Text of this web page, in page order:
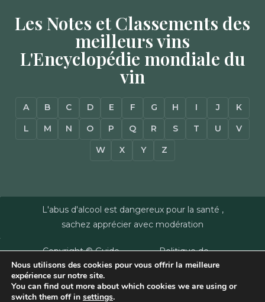
Les Notes et Classements des
meilleurs vins
L'Encyclopédie mondiale du
vin
A B C D E F G H I J
K
L
M N O P Q R S T U
V
W
X Y Z
L'abus d'alcool est dangereux pour la santé ,
sachez apprécier avec modération
Copyright © Guide
des Vins - Sas
Millésimes et
Dussert-Gerber -
Politique de
confidentialité–
Nous utilisons des cookies pour vous offrir la meilleure
expérience sur notre site.
You can find out more about which cookies we are using or
switch them off in settings.